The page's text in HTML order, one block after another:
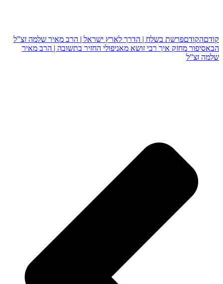
קודםהקודםפרשת בשלח | הדרך לארץ ישראל | הרב מאיר שלמה זצ”ל
הבאסיפור מחזק איך רבי זושא מאניפולי החזיר בתשובה | הרב מאיר
שלמה זצ”ל